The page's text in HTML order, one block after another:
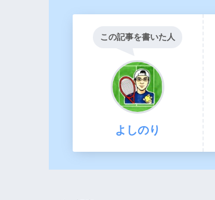
この記事を書いた人
よしのり